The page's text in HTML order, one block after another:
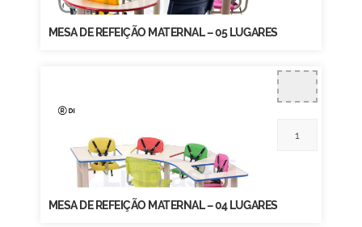
MESA DE REFEIÇÃO MATERNAL – 05 LUGARES
MESA DE REFEIÇÃO MATERNAL – 04 LUGARES